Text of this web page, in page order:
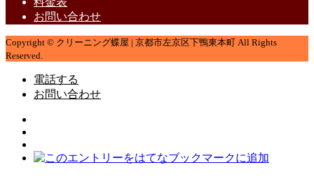
お問い合わせ
Copyright © クリーニング蝶屋 | 京都市左京区下鴨東本町 All Rights
Reserved.
電話する
お問い合わせ